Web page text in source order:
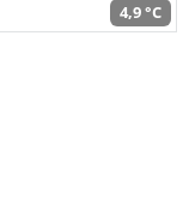
4,9 °C